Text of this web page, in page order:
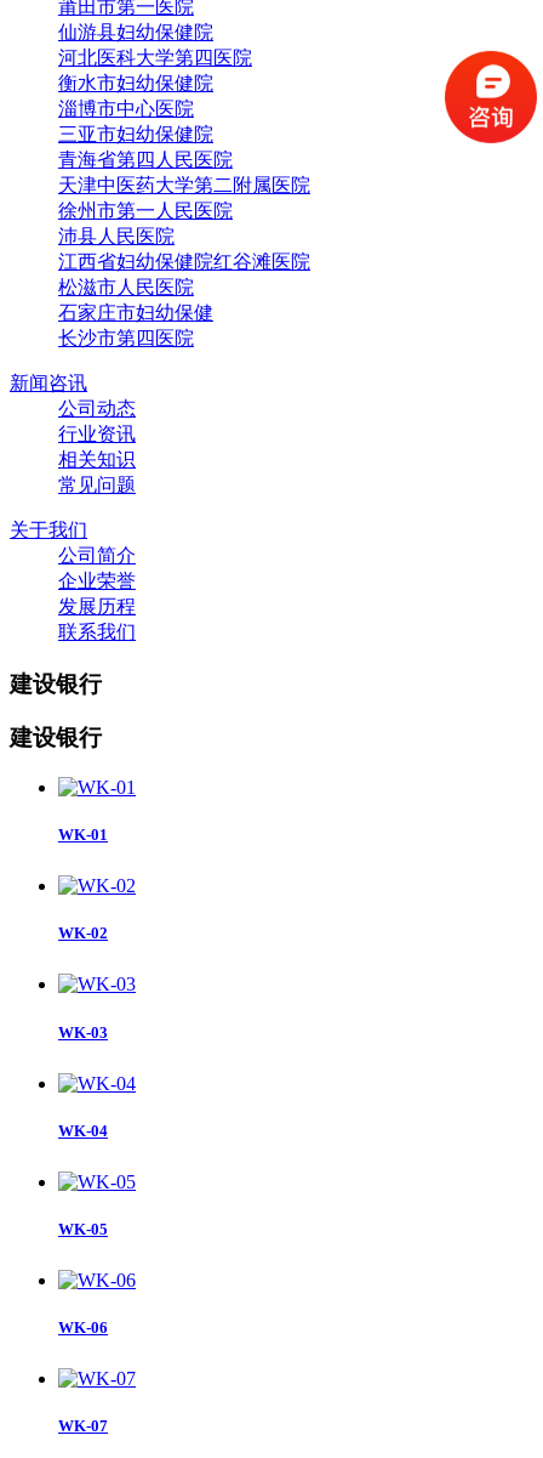
莆田市第一医院
仙游县妇幼保健院
河北医科大学第四医院
衡水市妇幼保健院
淄博市中心医院
三亚市妇幼保健院
青海省第四人民医院
天津中医药大学第二附属医院
徐州市第一人民医院
沛县人民医院
江西省妇幼保健院红谷滩医院
松滋市人民医院
石家庄市妇幼保健
长沙市第四医院
新闻咨讯
公司动态
行业资讯
相关知识
常见问题
关于我们
公司简介
企业荣誉
发展历程
联系我们
建设银行
建设银行
WK-01
WK-02
WK-03
WK-04
WK-05
WK-06
WK-07